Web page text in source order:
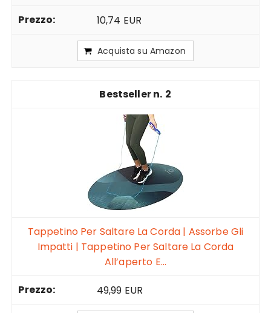
10,74 EUR
Acquista su Amazon
2
Tappetino Per Saltare La Corda | Assorbe Gli
Impatti | Tappetino Per Saltare La Corda
All’aperto E...
49,99 EUR